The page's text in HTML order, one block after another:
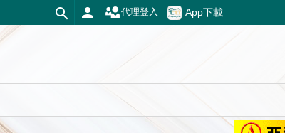
App下載
代理登入